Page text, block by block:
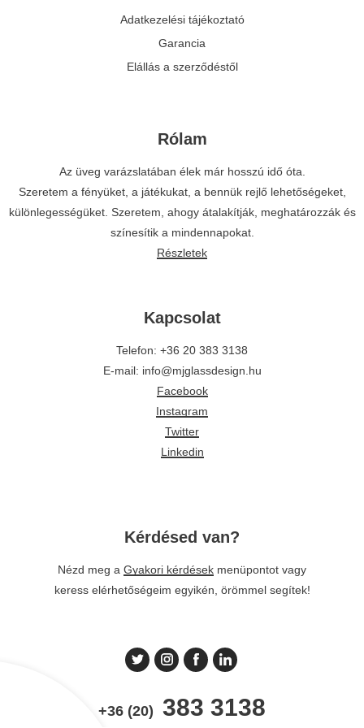
Adatkezelési tájékoztató
Garancia
Elállás a szerződéstől
Rólam
Az üveg varázslatában élek már hosszú idő óta.
Szeretem a fényüket, a játékukat, a bennük rejlő lehetőségeket,
különlegességüket. Szeretem, ahogy átalakítják, meghatározzák és
színesítik a mindennapokat.
Részletek
Kapcsolat
Telefon: +36 20 383 3138
E-mail: info@mjglassdesign.hu
Facebook
Instagram
Twitter
Linkedin
Kérdésed van?
Nézd meg a Gyakori kérdések menüpontot vagy
keress elérhetőségeim egyikén, örömmel segítek!
+36 (20) 383 3138